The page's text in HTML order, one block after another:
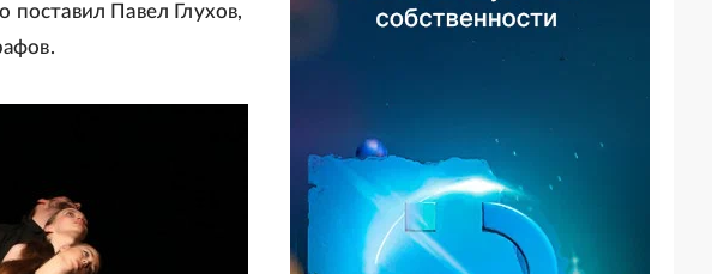
поставил Павел Глухов,